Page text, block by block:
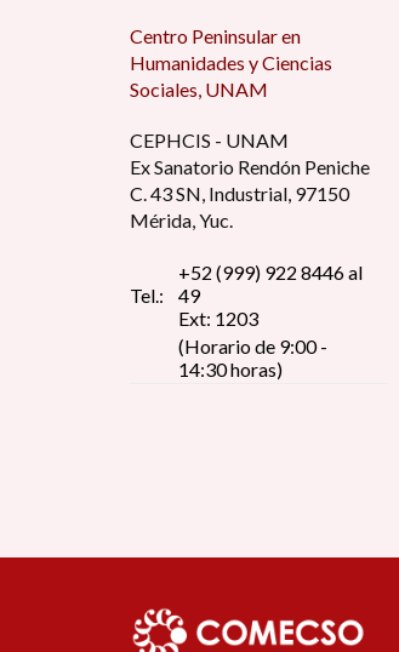
Centro Peninsular en
Humanidades y Ciencias
Sociales, UNAM
CEPHCIS - UNAM
Ex Sanatorio Rendón Peniche
C. 43 SN, Industrial, 97150
Mérida, Yuc.
Tel.:
+52 (999) 922 8446 al
49
Ext: 1203
(Horario de 9:00 -
14:30 horas)